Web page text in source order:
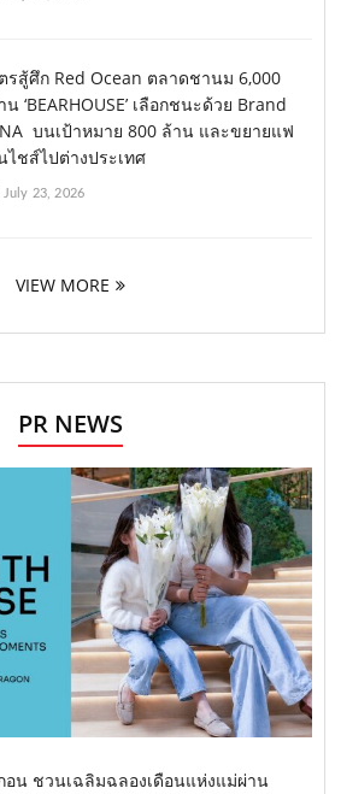
รสู้ศึก Red Ocean ตลาดชานม 6,000
น ‘BEARHOUSE’ เลือกชนะด้วย Brand
บนเป้าหมาย 800 ล้าน และขยายแฟ
ไชส์ไปต่างประเทศ
July 23, 2026
VIEW MORE
PR NEWS
อน ชวนเฉลิมฉลองเดือนแห่งแม่ผ่าน